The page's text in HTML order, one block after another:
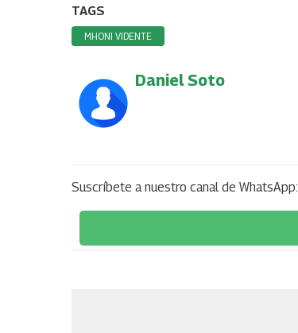
TAGS
MHONI VIDENTE
Daniel Soto
Suscríbete a nuestro canal de WhatsApp: